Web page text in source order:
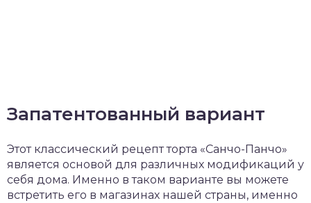
Запатентованный вариант
Этот классический рецепт торта «Санчо-Панчо»
является основой для различных модификаций у
себя дома. Именно в таком варианте вы можете
встретить его в магазинах нашей страны, именно